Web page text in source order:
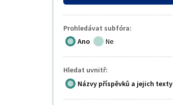
Prohledávat subfóra:
Ano
Ne
Hledat uvnitř:
Názvy příspěvků a jejich texty